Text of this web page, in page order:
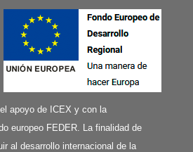
apoyo de ICEX y con la
europeo FEDER. La finalidad de
al desarrollo internacional de la